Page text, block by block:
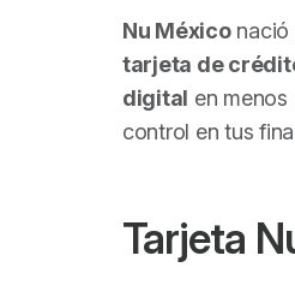
Nu Méxiconació
tarjeta de
digital en
control en tus
Tarjeta